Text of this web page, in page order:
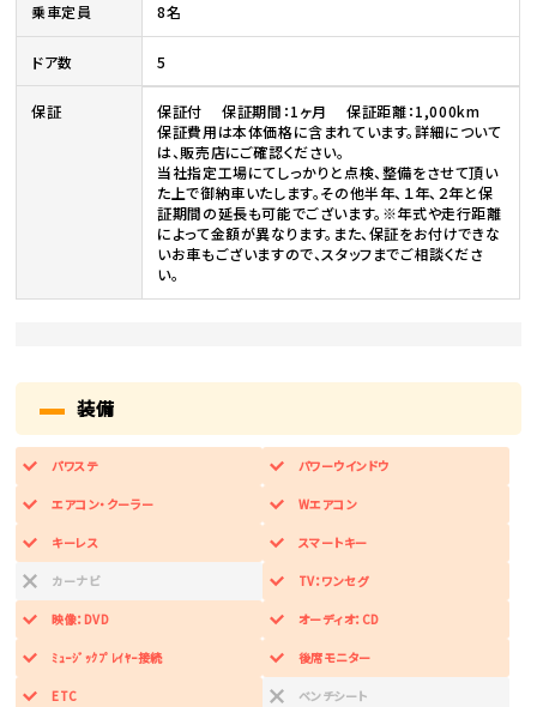
乗車定員 8名
ドア数 5
保証
保証付 保証期間：1ヶ月 保証距離：1,000km
保証費用は本体価格に含まれています。詳細について
は、販売店にご確認ください。
当社指定工場にてしっかりと点検、整備をさせて頂い
た上で御納車いたします。その他半年、１年、２年と保
証期間の延長も可能でございます。※年式や走行距離
によって金額が異なります。また、保証をお付けできな
いお車もございますので、スタッフまでご相談くださ
い。
装備
パワステ パワーウインドウ
エアコン・クーラー Wエアコン
キーレス スマートキー
カーナビ TV：ワンセグ
映像：DVD オーディオ：CD
ﾐｭｰｼﾞｯｸﾌﾟﾚｲﾔｰ接続 後席モニター
ETC ベンチシート